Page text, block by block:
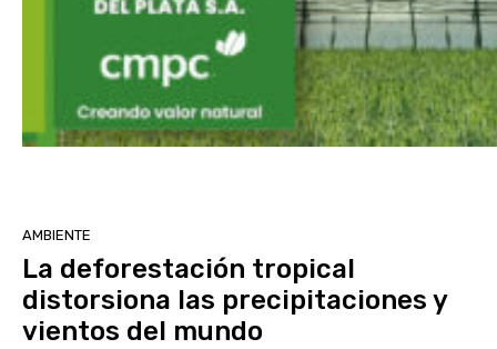
AMBIENTE
La deforestación tropical
distorsiona las precipitaciones y
vientos del mundo